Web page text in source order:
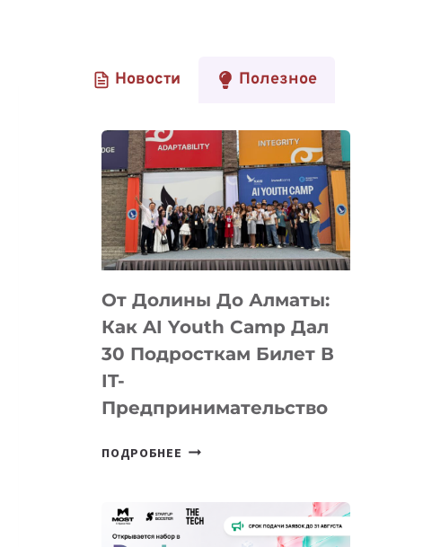
Новости Полезное
От Долины До Алматы:
Как AI Youth Camp Дал
30 Подросткам Билет В
IT-
Предпринимательство
ПОДРОБНЕЕ ОТ
АЛМАТЫ: